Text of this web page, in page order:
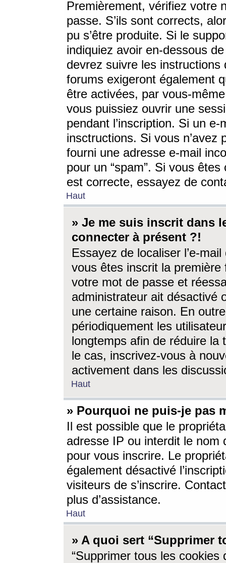
Premièrement, vérifiez votre
passe. S’ils sont corrects,
pu s’être produite. Si le
indiquiez avoir en-dessous
devrez suivre les
forums exigeront également
être activées, par vous-
vous puissiez ouvrir une
pendant l’inscription. Si un
insctructions. Si vous n’avez
fourni une adresse e-mail
pour un “spam”. Si vous
est correcte, essayez de
Haut
» Je me suis inscrit dans
connecter à présent ?!
Essayez de localiser l’e-
vous êtes inscrit la première
votre mot de passe et
administrateur ait désactivé
une certaine raison. En
périodiquement les
longtemps afin de réduire la
le cas, inscrivez-vous à
activement dans les
Haut
» Pourquoi ne puis-je pas
Il est possible que le
adresse IP ou interdit le nom
pour vous inscrire. Le
également désactivé
visiteurs de s’inscrire.
plus d’assistance.
Haut
» A quoi sert “Supprimer
“Supprimer tous les cookies